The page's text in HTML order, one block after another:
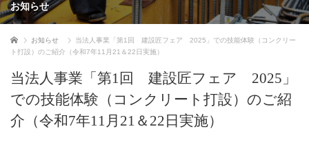
お知らせ
ホーム お知らせ
当法人事業「第1回 建設匠フェア 2025」での技能体験（コンクリー
ト打設）のご紹介（令和7年11月21＆22日実施）
当法人事業「第1回 建設匠フェア 2025」
での技能体験（コンクリート打設）のご紹
介（令和7年11月21＆22日実施）